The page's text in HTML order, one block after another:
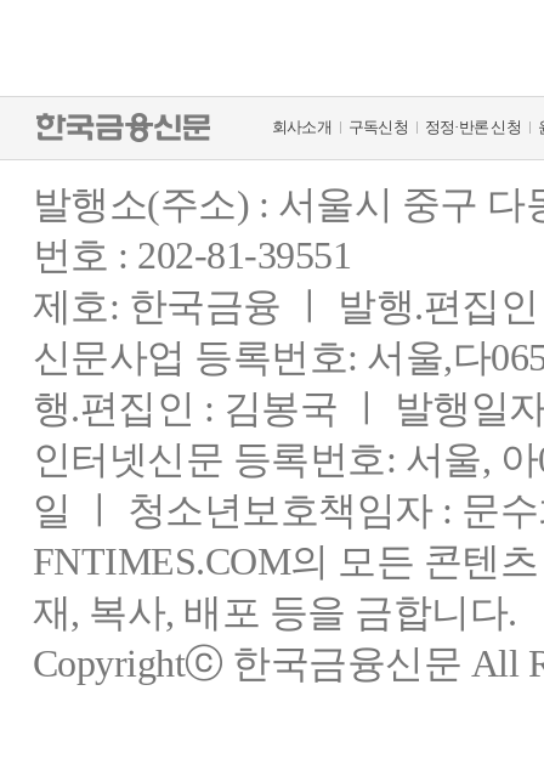
회사소개 구독신청 정정·반론 신청
발행소(주소) : 서울시 중구
번호 : 202-81-39551
제호: 한국금융 ㅣ 발행.편집
신문사업 등록번호: 서울,다
행.편집인 : 김봉국 ㅣ 발행일
인터넷신문 등록번호: 서울,
일 ㅣ 청소년보호책임자 : 문
FNTIMES.COM의 모든 콘텐
재, 복사, 배포 등을 금합니다.
Copyrightⓒ 한국금융신문 All